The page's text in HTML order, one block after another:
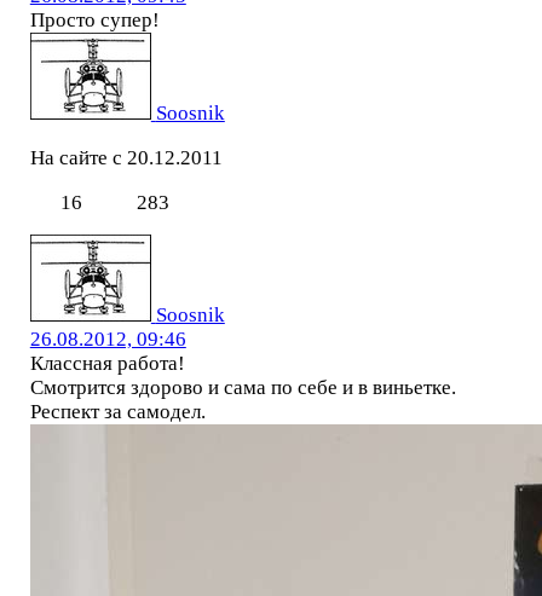
Просто супер!
Soosnik
На сайте с 20.12.2011
16
283
Soosnik
26.08.2012, 09:46
Классная работа!
Смотрится здорово и сама по себе и в виньетке.
Респект за самодел.